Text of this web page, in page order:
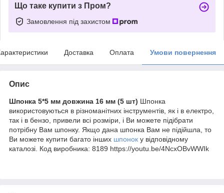
Що таке купити з Пром?
Замовлення під захистом
Доставка Оплата Умови повернення
Опис
Шпонка 5*5 мм довжина 16 мм (5 шт) Шпонка
використовуються в різноманітних інструментів, як і в електро,
так і в бензо, привели всі розміри, і Ви можете підібрати
потрібну Вам шпонку. Якщо дана шпонка Вам не підійшла, то
Ви можете купити багато інших шпонок у відповідному
каталозі. Код виробника: 8189 https://youtu.be/4NcxOBvWWIk